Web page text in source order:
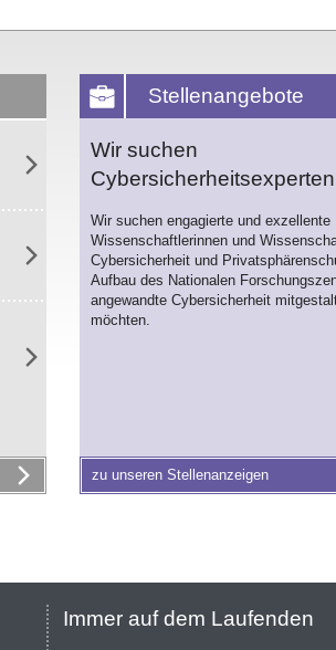
Stellenangebote
Wir suchen
Wir suchen engagierte und exzellente
Wissenschaftlerinnen und
Cybersicherheit und
Aufbau des Nationalen
angewandte Cybersicherheit
möchten.
zu unseren Stellenanzeigen
Immer auf dem Laufenden